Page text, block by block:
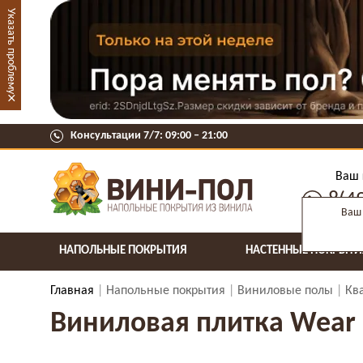
Консультации 7/7: 09:00 ‒ 21:00
Ваш
Ваш
НАПОЛЬНЫЕ ПОКРЫТИЯ НАСТЕННЫЕ
Главная Напольные покрытия Виниловые полы
Виниловая плитка Wear
Указать проблему
×